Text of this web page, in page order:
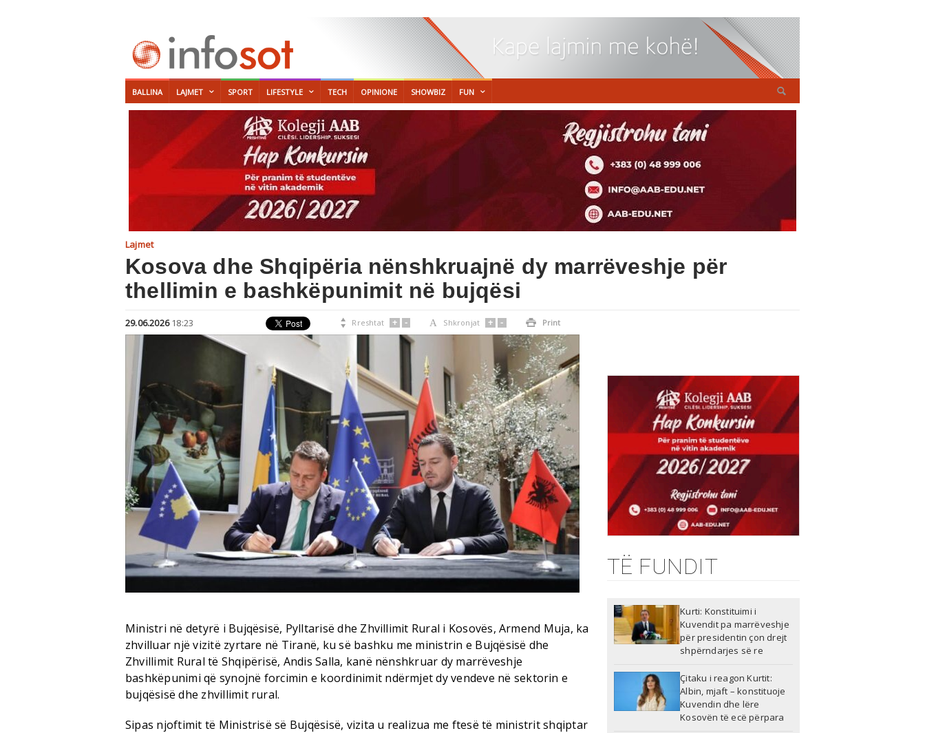
BALLINA LAJMET SPORT LIFESTYLE TECH OPINIONE SHOWBIZ FUN
Lajmet
Kosova dhe Shqipëria nënshkruajnë dy marrëveshje për
thellimin e bashkëpunimit në bujqësi
29.06.2026 18:23  Rreshtat + - A Shkronjat + -  Print
Ministri në detyrë i Bujqësisë, Pylltarisë dhe Zhvillimit Rural i Kosovës, Armend Muja, ka
zhvilluar një vizitë zyrtare në Tiranë, ku së bashku me ministrin e Bujqësisë dhe
Zhvillimit Rural të Shqipërisë, Andis Salla, kanë nënshkruar dy marrëveshje
bashkëpunimi që synojnë forcimin e koordinimit ndërmjet dy vendeve në sektorin e
bujqësisë dhe zhvillimit rural.
Sipas njoftimit të Ministrisë së Bujqësisë, vizita u realizua me ftesë të ministrit shqiptar
TË FUNDIT
Kurti: Konstituimi i
Kuvendit pa marrëveshje
për presidentin çon drejt
shpërndarjes së re
Çitaku i reagon Kurtit:
Albin, mjaft – konstituoje
Kuvendin dhe lëre
Kosovën të ecë përpara